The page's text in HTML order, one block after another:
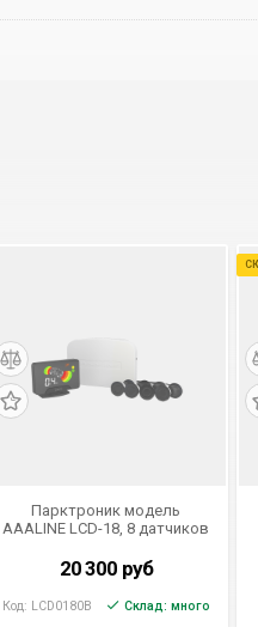
Парктроник модель
AAALINE LCD-18, 8 датчиков
20 300 руб
Код: LCD0180B Склад: много